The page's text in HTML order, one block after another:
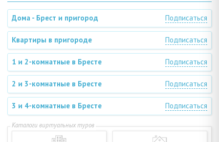
Дома - Брест и пригород Подписаться
Квартиры в пригороде Подписаться
1 и 2-комнатные в Бресте Подписаться
2 и 3-комнатные в Бресте Подписаться
3 и 4-комнатные в Бресте Подписаться